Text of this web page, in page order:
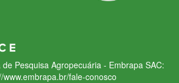
Pesquisa Agropecuária - Embrapa SAC:
www.embrapa.br/fale-conosco